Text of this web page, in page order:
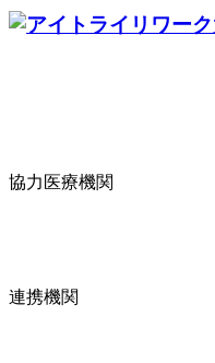
協力医療機関
連携機関